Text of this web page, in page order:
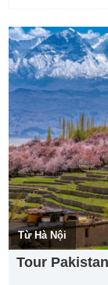
Từ Hà Nội
Tour